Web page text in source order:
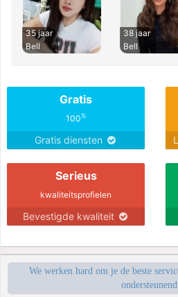
35 jaar
Bell
38 jaar
Bell
Gratis
100%
Gratis diensten
Serieus
kwaliteitsprofielen
Bevestigde kwaliteit
We werken hard om je de beste
ondersteunend